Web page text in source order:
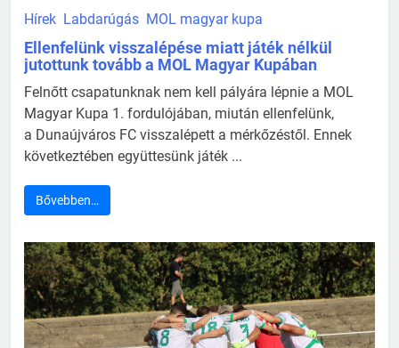
Hírek Labdarúgás MOL magyar kupa
Ellenfelünk visszalépése miatt játék nélkül
jutottunk tovább a MOL Magyar Kupában
Felnőtt csapatunknak nem kell pályára lépnie a MOL
Magyar Kupa 1. fordulójában, miután ellenfelünk,
a Dunaújváros FC visszalépett a mérkőzéstől. Ennek
következtében együttesünk játék ...
Bővebben…